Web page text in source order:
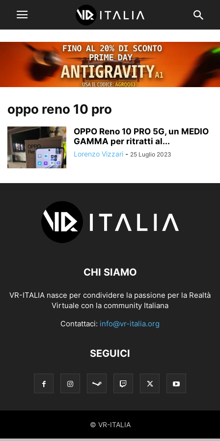
oppo reno 10 pro
OPPO Reno 10 PRO 5G, un MEDIO
GAMMA per ritratti al...
Lorenzo Vizzari - 25 Luglio 2023
CHI SIAMO
VR-ITALIA nasce per condividere la passione per la Realtà
Virtuale con la community Italiana
Contattaci: info@vr-italia.org
SEGUICI
© VR-ITALIA